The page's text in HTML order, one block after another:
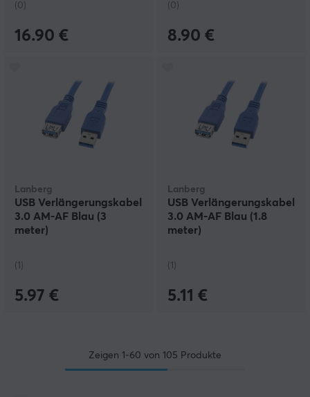
(0)
16.90 €
(0)
8.90 €
Lanberg
USB Verlängerungskabel
3.0 AM-AF Blau (3
meter)
(1)
5.97 €
Lanberg
USB Verlängerungskabel
3.0 AM-AF Blau (1.8
meter)
(1)
5.11 €
Zeigen 1-60 von 105 Produkte